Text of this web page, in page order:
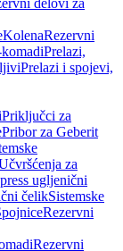
delovi za
KolenaRezervni
Prelazi,
Prelazi i spojevi,
Priključci za
Pribor za Geberit
za
ugljenični
čelikSistemske
Rezervni
Rezervni